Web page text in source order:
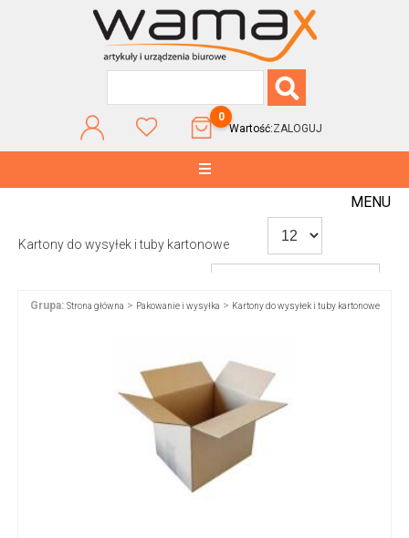
0
Wartość:ZALOGUJ
MENU
Kartony do wysyłek i tuby kartonowe
Grupa: Strona główna > Pakowanie i wysyłka > Kartony do wysyłek i tuby kartonowe